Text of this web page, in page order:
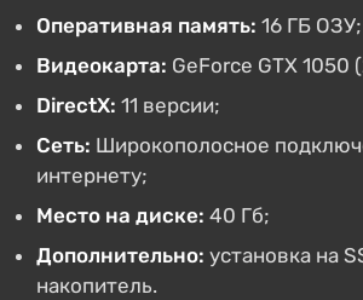
Оперативная память: 16 ГБ ОЗУ;
Видеокарта: GeForce GTX 1050
DirectX: 11 версии;
Сеть: Широкополосное
интернету;
Место на диске: 40 Гб;
Дополнительно: установка на
накопитель.